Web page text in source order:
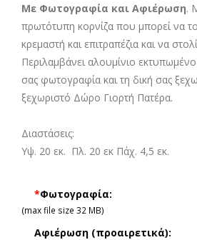
Με Φωτογραφία και Αφιέρωση.
πρωτότυπη κορνίζα που μπορεί να
κρεμαστή και επιτραπέζια και να
Περιλαμβάνει αλουμίνιο
σας φωτογραφία και τη δική σας
ξεχωριστό Δώρο Γιορτή Πατέρα.
Διαστάσεις:
Υψ. 20 εκ. Πλ. 20 εκ Πάχ. 4,5 εκ.
*Φωτογραφία:
(max file size 32 MB)
Αφιέρωση (προαιρετικά):